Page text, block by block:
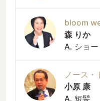
bloom
森 りか
A. ショー
ノース・
小原 康
A. 短髪